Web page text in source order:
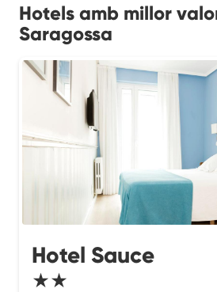
Hotels amb millor
Saragossa
Hotel Sauce
★★